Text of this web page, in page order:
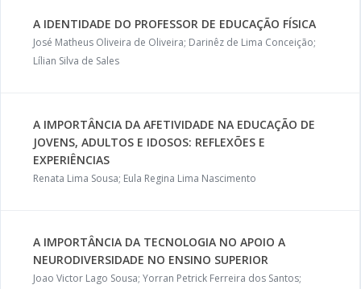
A IDENTIDADE DO PROFESSOR DE EDUCAÇÃO FÍSICA
José Matheus Oliveira de Oliveira; Darinêz de Lima Conceição;
Lílian Silva de Sales
A IMPORTÂNCIA DA AFETIVIDADE NA EDUCAÇÃO DE
JOVENS, ADULTOS E IDOSOS: REFLEXÕES E
EXPERIÊNCIAS
Renata Lima Sousa; Eula Regina Lima Nascimento
A IMPORTÂNCIA DA TECNOLOGIA NO APOIO A
NEURODIVERSIDADE NO ENSINO SUPERIOR
Joao Victor Lago Sousa; Yorran Petrick Ferreira dos Santos;